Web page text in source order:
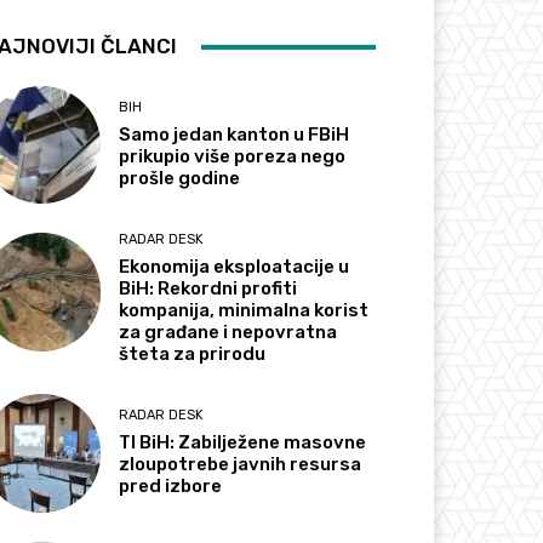
ČLANCI
BIH
Samo jedan kanton u FBiH
prikupio više poreza nego
prošle godine
RADAR DESK
Ekonomija eksploatacije u
BiH: Rekordni profiti
kompanija, minimalna korist
za građane i nepovratna
šteta za prirodu
RADAR DESK
TI BiH: Zabilježene masovne
zloupotrebe javnih resursa
pred izbore